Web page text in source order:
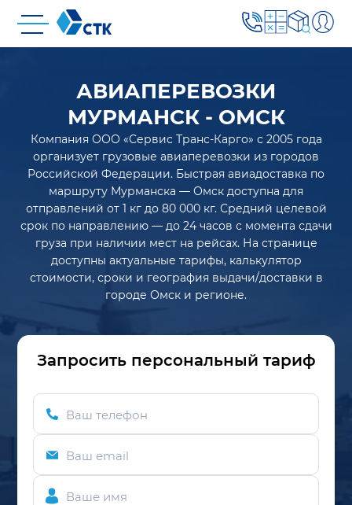
АВИАПЕРЕВОЗКИ
МУРМАНСК - ОМСК
Компания ООО «Сервис Транс-Карго» с 2005 года
организует грузовые авиаперевозки из городов
Российской Федерации. Быстрая авиадоставка по
маршруту Мурманска — Омск доступна для
отправлений от 1 кг до 80 000 кг. Средний целевой
срок по направлению — до 24 часов с момента сдачи
груза при наличии мест на рейсах. На странице
доступны актуальные тарифы, калькулятор
стоимости, сроки и география выдачи/доставки в
городе Омск и регионе.
Запросить персональный тариф
Ваш телефон
Ваш email
Ваше имя